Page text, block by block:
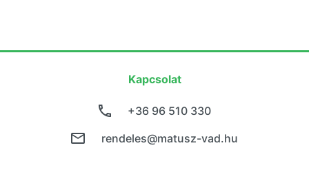
Kapcsolat
+36 96 510 330
rendeles@matusz-vad.hu